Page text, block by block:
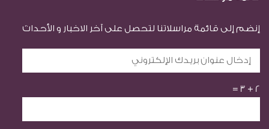
إنضم إلى قائمة مراسلاتنا لتحصل على آخر الاخبار و الأحداث
2
+
3
=